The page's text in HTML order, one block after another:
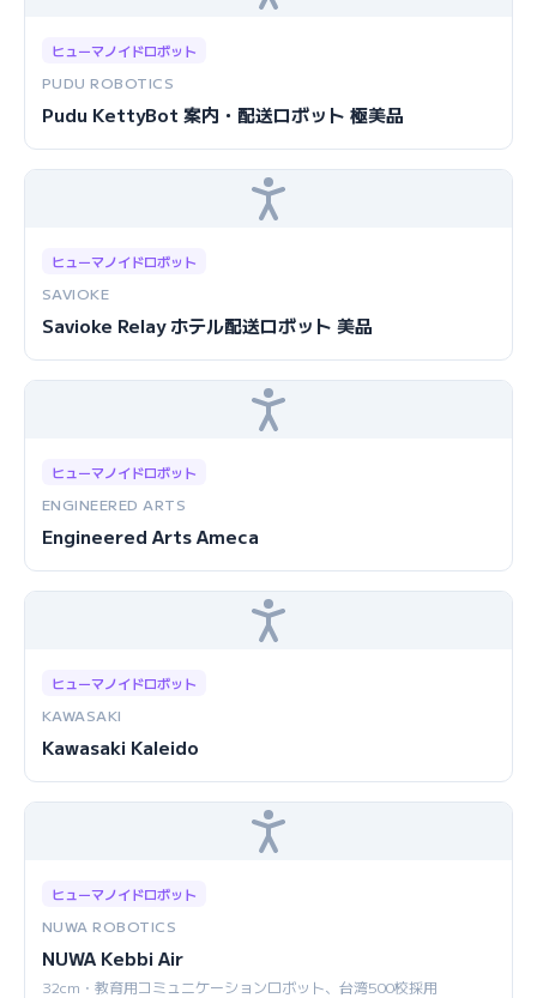
ヒューマノイドロボット
PUDU ROBOTICS
Pudu KettyBot 案内・配送ロボット 極美品
ヒューマノイドロボット
SAVIOKE
Savioke Relay ホテル配送ロボット 美品
ヒューマノイドロボット
ENGINEERED ARTS
Engineered Arts Ameca
ヒューマノイドロボット
KAWASAKI
Kawasaki Kaleido
ヒューマノイドロボット
NUWA ROBOTICS
NUWA Kebbi Air
32cm・教育用コミュニケーションロボット、台湾500校採用